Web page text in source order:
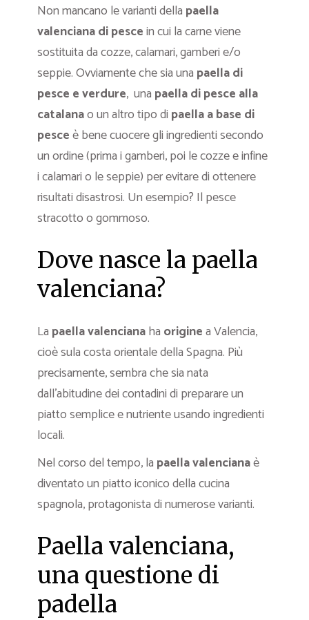
Non mancano le varianti della paella
valenciana di pescein cui la carne viene
sostituita da cozze, calamari, gamberi e/o
seppie. Ovviamente che sia una paella di
pesce e verdure, una paella di pesce alla
catalanao un altro tipo di paella a base di
pesceè bene cuocere gli ingredienti secondo
un ordine (prima i gamberi, poi le cozze e infine
i calamari o le seppie) per evitare di ottenere
risultati disastrosi. Un esempio? Il pesce
stracotto o gommoso.
Dove nasce la paella
valenciana?
La paella valencianaha originea Valencia,
cioè sula costa orientale della Spagna. Più
precisamente, sembra che sia nata
dall’abitudine dei contadini di preparare un
piatto semplice e nutriente usando ingredienti
locali.
Nel corso del tempo, la paella valencianaè
diventato un piatto iconico della cucina
spagnola, protagonista di numerose varianti.
Paella valenciana,
una questione di
padella